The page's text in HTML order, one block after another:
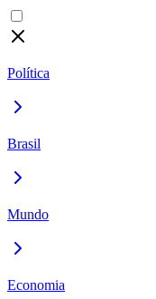
Política
Brasil
Mundo
Economia